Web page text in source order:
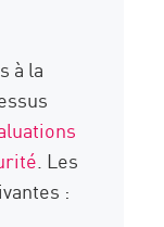
à la
. Les
: